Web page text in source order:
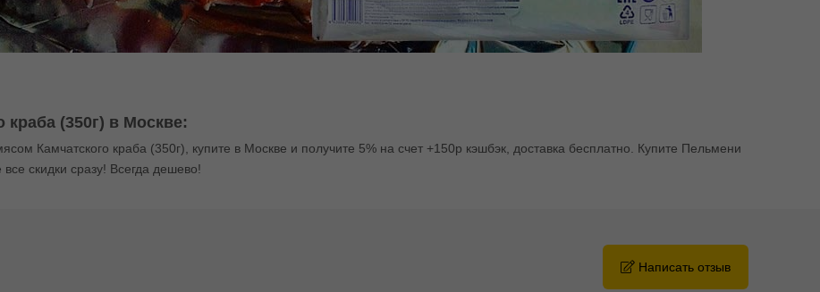
(350г) в Москве:
Камчатского краба (350г), купите в Москве и получите 5% на счет +150р кэшбэк, доставка бесплатно. Купите Пельмени
скидки сразу! Всегда дешево!
Написать отзыв